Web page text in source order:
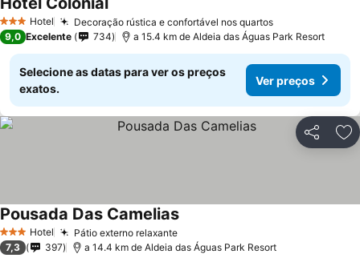
3 EstrelasHotel Decoração rústica e confortável nos quartos
9,0 Excelente 734 a 15.4 km de Aldeia das Águas Park Resort
Selecione as datas para ver os preços
exatos.
Ver preços
Partilhar
3 EstrelasHotel Pátio externo relaxante
Pousada Das Camelias
7,3 397 a 14.4 km de Aldeia das Águas Park Resort